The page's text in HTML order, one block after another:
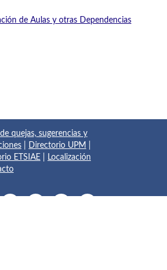
de Aulas y otras Dependencias
quejas, sugerencias y
Directorio UPM
ETSIAE
Localización